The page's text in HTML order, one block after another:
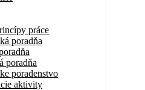
práce
poradňa
poradňa
poradenstvo
aktivity